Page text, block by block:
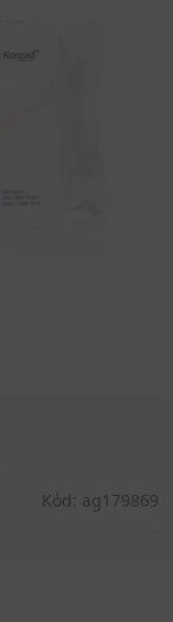
Kód: ag179869